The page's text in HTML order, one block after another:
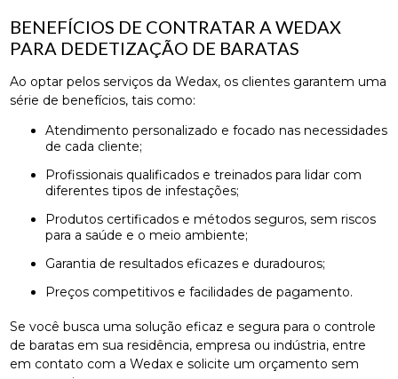
BENEFÍCIOS DE CONTRATAR A WEDAX
PARA DEDETIZAÇÃO DE BARATAS
Ao optar pelos serviços da Wedax, os clientes garantem uma
série de benefícios, tais como:
Atendimento personalizado e focado nas necessidades
de cada cliente;
Profissionais qualificados e treinados para lidar com
diferentes tipos de infestações;
Produtos certificados e métodos seguros, sem riscos
para a saúde e o meio ambiente;
Garantia de resultados eficazes e duradouros;
Preços competitivos e facilidades de pagamento.
Se você busca uma solução eficaz e segura para o controle
de baratas em sua residência, empresa ou indústria, entre
em contato com a Wedax e solicite um orçamento sem